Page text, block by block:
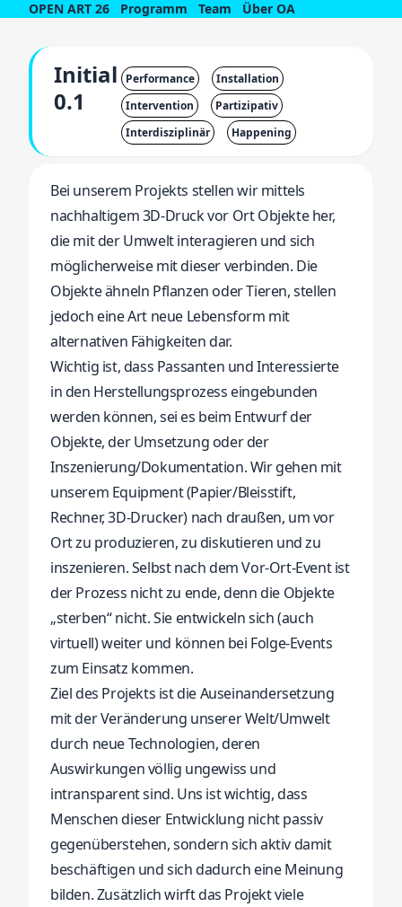
OPEN ART 26 Programm Team Über OA
Initial
0.1
Performance
Installation
Intervention
Partizipativ
Interdisziplinär
Happening
Bei unserem Projekts stellen wir mittels
nachhaltigem 3D-Druck vor Ort Objekte her,
die mit der Umwelt interagieren und sich
möglicherweise mit dieser verbinden. Die
Objekte ähneln Pflanzen oder Tieren, stellen
jedoch eine Art neue Lebensform mit
alternativen Fähigkeiten dar.
Wichtig ist, dass Passanten und Interessierte
in den Herstellungsprozess eingebunden
werden können, sei es beim Entwurf der
Objekte, der Umsetzung oder der
Inszenierung/Dokumentation. Wir gehen mit
unserem Equipment (Papier/Bleisstift,
Rechner, 3D-Drucker) nach draußen, um vor
Ort zu produzieren, zu diskutieren und zu
inszenieren. Selbst nach dem Vor-Ort-Event ist
der Prozess nicht zu ende, denn die Objekte
„sterben“ nicht. Sie entwickeln sich (auch
virtuell) weiter und können bei Folge-Events
zum Einsatz kommen.
Ziel des Projekts ist die Auseinandersetzung
mit der Veränderung unserer Welt/Umwelt
durch neue Technologien, deren
Auswirkungen völlig ungewiss und
intransparent sind. Uns ist wichtig, dass
Menschen dieser Entwicklung nicht passiv
gegenüberstehen, sondern sich aktiv damit
beschäftigen und sich dadurch eine Meinung
bilden. Zusätzlich wirft das Projekt viele